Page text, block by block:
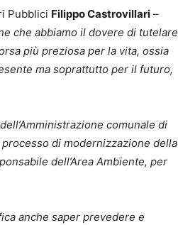
Pubblici Filippo Castrovillari –
che abbiamo il dovere di tutelare
più preziosa per la vita, ossia
ma soprattutto per il futuro,
comunale di
di modernizzazione della
dell’Area Ambiente, per
anche saper prevedere e